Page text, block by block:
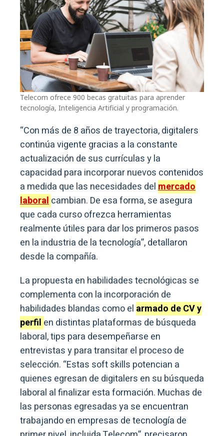
Telecom ofrece 900 becas gratuitas para aprender
tecnología, Inteligencia Artificial y programación.
“Con más de 8 años de trayectoria, digitalers
continúa vigente gracias a la constante
actualización de sus currículas y la
capacidad para incorporar nuevos contenidos
a medida que las necesidades delmercado
laboralcambian. De esa forma, se asegura
que cada curso ofrezca herramientas
realmente útiles para dar los primeros pasos
en la industria de la tecnología”, detallaron
desde la compañía.
La propuesta en habilidades tecnológicas se
complementa con la incorporación de
habilidades blandas como el armado de CV y
perfil en distintas plataformas de búsqueda
laboral, tips para desempeñarse en
entrevistas y para transitar el proceso de
selección. “Estas soft skills potencian a
quienes egresan de digitalers en su búsqueda
laboral al finalizar esta formación. Muchas de
las personas egresadas ya se encuentran
trabajando en empresas de tecnología de